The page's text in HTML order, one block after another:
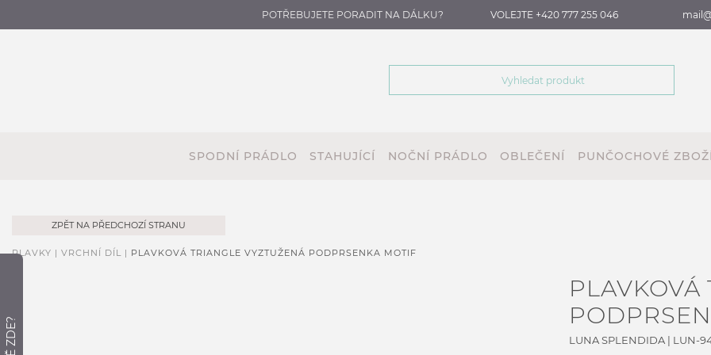
POTŘEBUJETE PORADIT NA DÁLKU? VOLEJTE +420 777 255 046
SPODNÍ PRÁDLO STAHUJÍCÍ NOČNÍ PRÁDLO OBLEČENÍ PUNČOCHOVÉ
ZPĚT NA PŘEDCHOZÍ STRANU
PLAVKY | VRCHNÍ DÍL | PLAVKOVÁ TRIANGLE VYZTUŽENÁ PODPRSENKA MOTIF
PLAVKOVÁ
LUNA SPLENDIDA | LUN-